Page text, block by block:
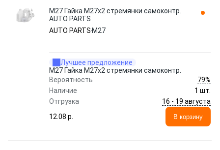
M27 Гайка М27х2 стремянки самоконтр.
AUTO PARTS
AUTO PARTS M27
Лучшее предложение
M27 Гайка М27х2 стремянки самоконтр.
Вероятность
79%
Наличие
1 шт.
Отгрузка
16 - 19 августа
12.08 p.
В корзину